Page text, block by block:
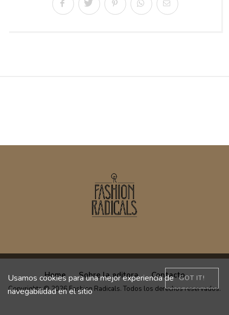
Home Sobre la editora Contacto
Copyrights © 2026 Fashion Radicals. Todos los derechos reservados.
GOT IT!
Usamos cookies para una mejor experiencia de
navegabilidad en el sitio